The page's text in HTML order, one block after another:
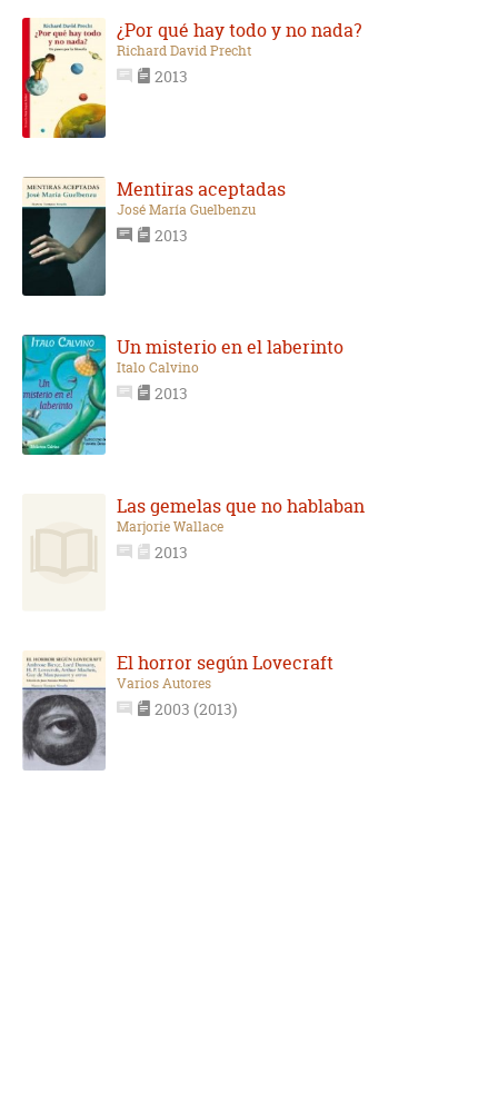
¿Por qué hay todo y no nada?
Richard David Precht
2013
Mentiras aceptadas
José María Guelbenzu
2013
Un misterio en el laberinto
Italo Calvino
2013
Las gemelas que no hablaban
Marjorie Wallace
2013
El horror según Lovecraft
Varios Autores
2003 (2013)